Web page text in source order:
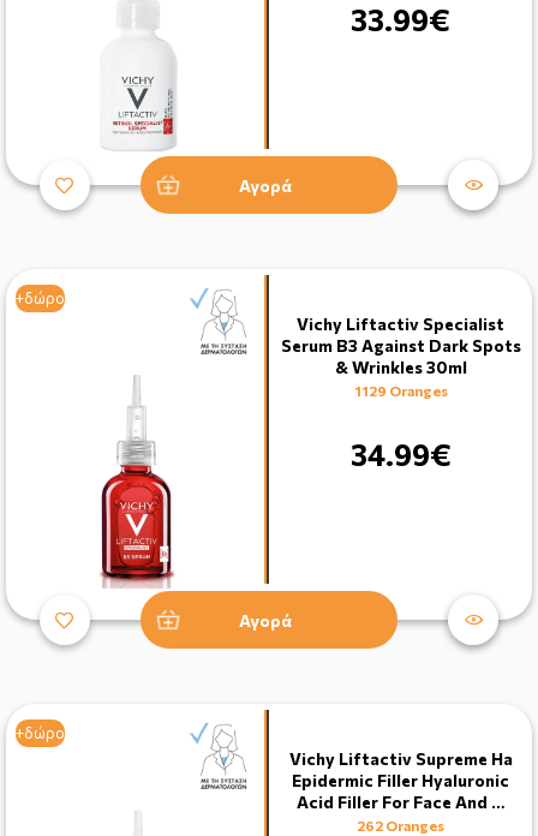
33.99€
Αγορά
+δώρο
Vichy Liftactiv Specialist
Serum B3 Against Dark Spots
& Wrinkles 30ml
1129 Oranges
34.99€
Αγορά
+δώρο
Vichy Liftactiv Supreme Ha
Epidermic Filler Hyaluronic
Acid Filler For Face And …
262 Oranges